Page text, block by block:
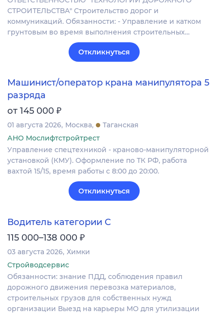
СТРОИТЕЛЬСТВА" Строительство дорог и
коммуникаций. Обязанности: - Управление и катком
грунтовым во время выполнения строительных…
Откликнуться
Машинист/оператор крана манипулятора 5
разряда
от 145 000 ₽
01 августа 2026 Москва
Таганская
АНО Мослифтстройтрест
Управление спецтехникой - краново-манипуляторной
установкой (КМУ). Оформление по ТК РФ, работа
вахтой 15/15, время работы с 8:00 до 20:00.
Откликнуться
Водитель категории С
115 000–138 000 ₽
03 августа 2026 Химки
Стройводсервис
Обязанности: знание ПДД, соблюдения правил
дорожного движения перевозка материалов,
строительных грузов для собственных нужд
организации Выезд на карьеры МО для утилизации